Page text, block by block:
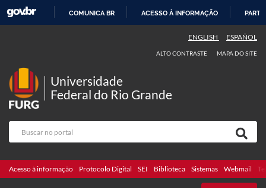
COMUNICA BR ACESSO À INFORMAÇÃO
ENGLISH ESPAÑOL
ALTO CONTRASTE MAPA DO SITE
Universidade
Federal do Rio Grande
Acesso à informação Protocolo Digital SEI Biblioteca Sistemas Webmail